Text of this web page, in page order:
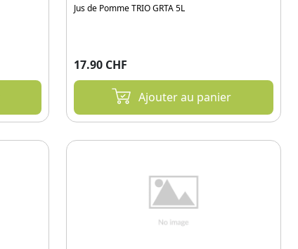
Jus de Pomme TRIO GRTA 5L
17.90 CHF
Ajouter au panier